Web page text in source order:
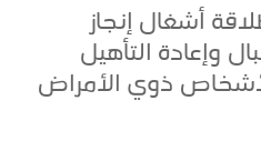
أشغال إنجاز
وإعادة التأهيل
ذوي الأمراض